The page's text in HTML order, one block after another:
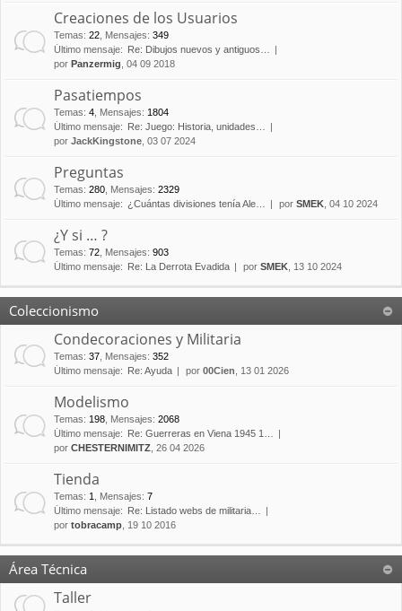
Creaciones de los Usuarios
Temas: 22 Mensajes: 349
Último mensaje:
Re: Dibujos nuevos y antiguos…
por Panzermig , 04 09 2018
Pasatiempos
Temas: 4 Mensajes: 1804
Último mensaje:
Re: Juego: Historia, unidades…
por JackKingstone , 03 07 2024
Preguntas
Temas: 280 Mensajes: 2329
Último mensaje: ¿Cuántas divisiones tenía Ale… por SMEK , 04 10 2024
¿Y si … ?
Temas: 72 Mensajes: 903
Último mensaje:
Re: La Derrota Evadida por SMEK , 13 10 2024
Coleccionismo
Condecoraciones y Militaria
Temas: 37 Mensajes: 352
Último mensaje:
Re: Ayuda por 00Cien , 13 01 2026
Modelismo
Temas: 198 Mensajes: 2068
Último mensaje:
Re: Guerreras en Viena 1945 1…
por CHESTERNIMITZ , 26 04 2026
Tienda
Temas: 1 Mensajes: 7
Último mensaje:
Re: Listado webs de militaria…
por tobracamp , 19 10 2016
Área Técnica
Taller